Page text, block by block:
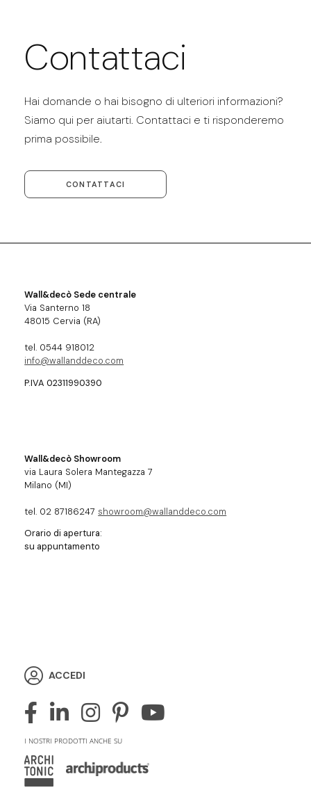
Contattaci
Hai domande o hai bisogno di ulteriori informazioni?
Siamo qui per aiutarti. Contattaci e ti risponderemo
prima possibile.
CONTATTACI
Wall&decò Sede centrale
Via Santerno 18
48015 Cervia (RA)
tel. 0544 918012
info@wallanddeco.com
P.IVA 02311990390
Wall&decò Showroom
via Laura Solera Mantegazza 7
Milano (MI)
tel. 02 87186247 showroom@wallanddeco.com
Orario di apertura:
su appuntamento
ACCEDI
I NOSTRI PRODOTTI ANCHE SU